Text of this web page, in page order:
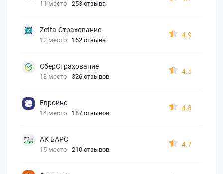
11 место 253 отзыва
Zetta-Страхование
12 место 162 отзыва
4.9
СберСтрахование
13 место 326 отзывов
4.5
Евроинс
14 место 187 отзывов
4.8
АК БАРС
15 место 210 отзывов
4.7